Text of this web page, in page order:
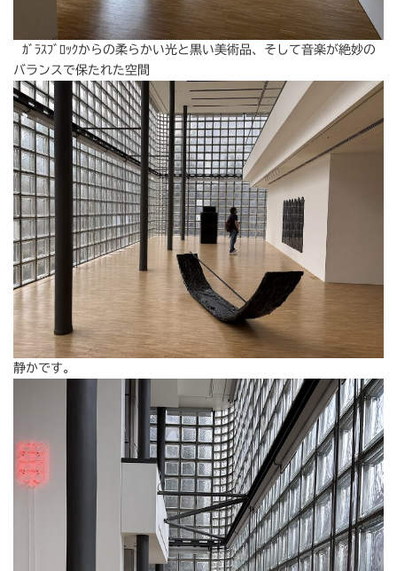
ｶﾞﾗｽﾌﾞﾛｯｸからの柔らかい光と黒い美術品、そして音楽が絶妙の
バランスで保たれた空間
静かです。